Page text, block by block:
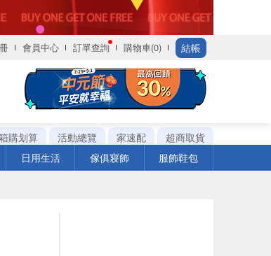
會員中心 訂單查詢 購物車(0) 結帳
購划算 活動總覽 家速配
超商取貨
日用生活 傢俱寢飾 服飾鞋包